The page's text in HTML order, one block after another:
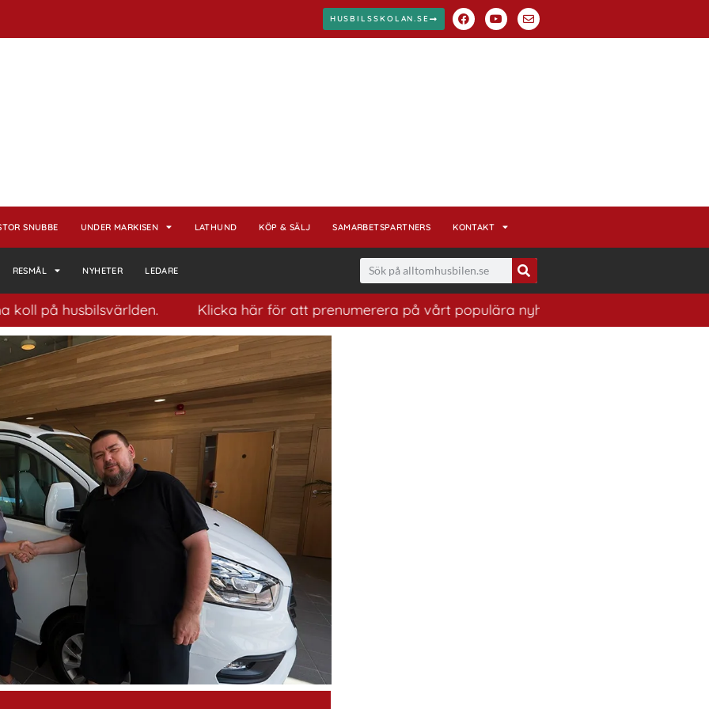
HUSBILSSKOLAN.SE
SNUBBE UNDER MARKISEN LATHUND KÖP & SÄLJ SAMARBETSPARTNERS KONTAKT
RESMÅL NYHETER LEDARE
husbilsvärlden. Klicka här för att prenumerera på vårt populära nyhetsbrev. Ett bra sätt att ha koll